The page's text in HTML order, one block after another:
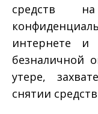
средств
интернете
безналичной
утере,
снятии